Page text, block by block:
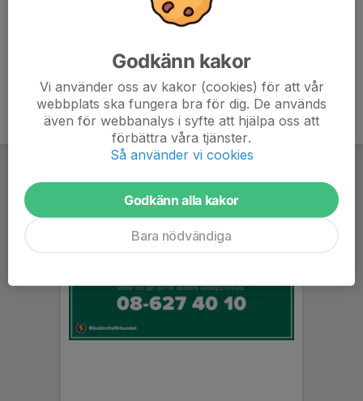
Godkänn kakor
Vi använder oss av kakor (cookies) för att vår
webbplats ska fungera bra för dig. De används
även för webbanalys i syfte att hjälpa oss att
förbättra våra tjänster.
Så använder vi cookies
Godkänn alla kakor
Bara nödvändiga